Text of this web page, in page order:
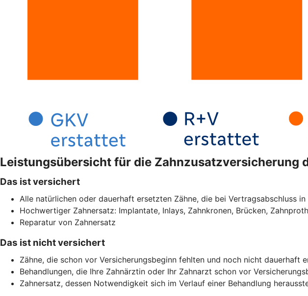
Leistungsübersicht für die Zahnzusatzversicherung
Das ist versichert
Alle natürlichen oder dauerhaft ersetzten Zähne, die bei Vertragsabschluss
Hochwertiger Zahnersatz: Implantate, Inlays, Zahnkronen, Brücken,
Reparatur von Zahnersatz
Das ist nicht versichert
Zähne, die schon vor Versicherungsbeginn fehlten und noch nicht dauerhaft
Behandlungen, die Ihre Zahnärztin oder Ihr Zahnarzt schon vor
Zahnersatz, dessen Notwendigkeit sich im Verlauf einer Behandlung